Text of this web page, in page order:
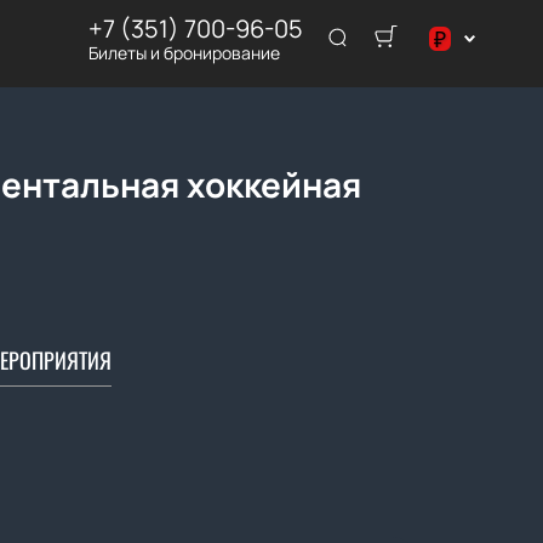
+7 (351) 700-96-05
Билеты и бронирование ₽
$
хоккейная